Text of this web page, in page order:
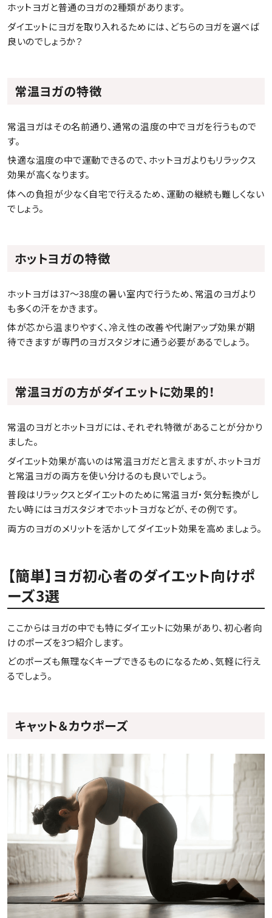
ホットヨガと普通のヨガの2種類があります。
ダイエットにヨガを取り入れるためには、どちらのヨガを選べば
良いのでしょうか？
常温ヨガの特徴
常温ヨガはその名前通り、通常の温度の中でヨガを行うもので
す。
快適な温度の中で運動できるので、ホットヨガよりもリラックス
効果が高くなります。
体への負担が少なく自宅で行えるため、運動の継続も難しくない
でしょう。
ホットヨガの特徴
ホットヨガは37〜38度の暑い室内で行うため、常温のヨガより
も多くの汗をかきます。
体が芯から温まりやすく、冷え性の改善や代謝アップ効果が期
待できますが専門のヨガスタジオに通う必要があるでしょう。
常温ヨガの方がダイエットに効果的！
常温のヨガとホットヨガには、それぞれ特徴があることが分かり
ました。
ダイエット効果が高いのは常温ヨガだと言えますが、ホットヨガ
と常温ヨガの両方を使い分けるのも良いでしょう。
普段はリラックスとダイエットのために常温ヨガ・気分転換がし
たい時にはヨガスタジオでホットヨガなどが、その例です。
両方のヨガのメリットを活かしてダイエット効果を高めましょう。
【簡単】ヨガ初心者のダイエット向けポ
ーズ3選
ここからはヨガの中でも特にダイエットに効果があり、初心者向
けのポーズを3つ紹介します。
どのポーズも無理なくキープできるものになるため、気軽に行え
るでしょう。
キャット＆カウポーズ